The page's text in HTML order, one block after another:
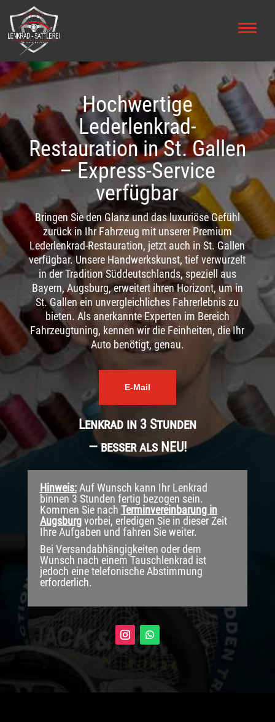
Hochwertige
Lederlenkrad-
Restauration in St. Gallen
– Express-Service
verfügbar
Bringen Sie den Glanz und das luxuriöse Gefühl
zurück in Ihr Fahrzeug mit unserer Premium
Lederlenkrad-Restauration, jetzt auch in St. Gallen
verfügbar. Unsere Handwerkskunst, tief verwurzelt
in der Tradition Süddeutschlands, speziell aus
Bayern, Augsburg, erweitert ihren Horizont, um in
St. Gallen ein unvergleichliches Fahrerlebnis zu
bieten. Als anerkannte Experten im Bereich
Fahrzeugtuning, kennen wir die Feinheiten, die Ihr
Auto benötigt, genau.
E-Mail
Lenkrad in 3 Stunden
— besser als NEU!
Hinweis:Auf Wunsch kann Ihr Lenkrad
binnen 3 Stunden fertig bezogen sein.
Kommen Sie nach Terminvereinbarung in
Augsburgvorbei, erledigen Sie in dieser Zeit
Ihre Aufgaben und fahren Sie weiter.
Bei Versandabhängigkeiten oder dem
Wunsch nach einem Tauschlenkrad ist
jedoch eine telefonische Abstimmung
erforderlich.